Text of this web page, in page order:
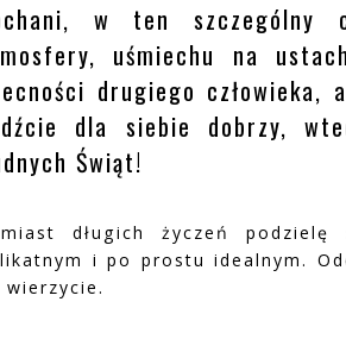
w ten szczególny
uśmiechu na
drugiego
dla siebie dobrzy,
Świąt!
długich życzeń
i po prostu idealnym.
wierzycie.